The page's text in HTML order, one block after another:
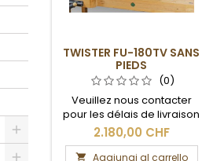
Toggle
TWISTER FU-180TV SANS
PIEDS
(0)
Veuillez nous contacter
pour les délais de livraison
et les frais de port.
2.180,00 CHF
 Aggiungi al carrello